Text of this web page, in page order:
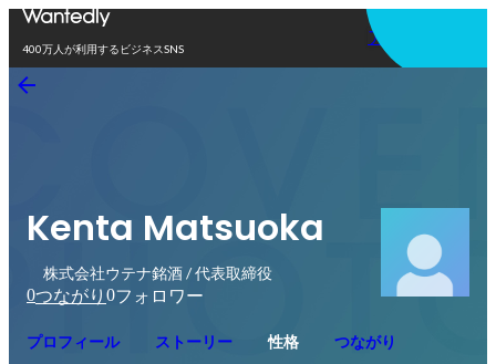
400万人が利用するビジネスSNS
アプリを使う
Kenta Matsuoka
株式会社ウテナ銘酒 / 代表取締役
0つながり 0フォロワー
プロフィール ストーリー 性格 つながり